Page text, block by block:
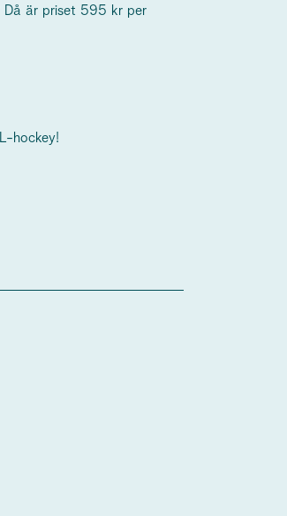
Då är priset 595 kr per
hockey!